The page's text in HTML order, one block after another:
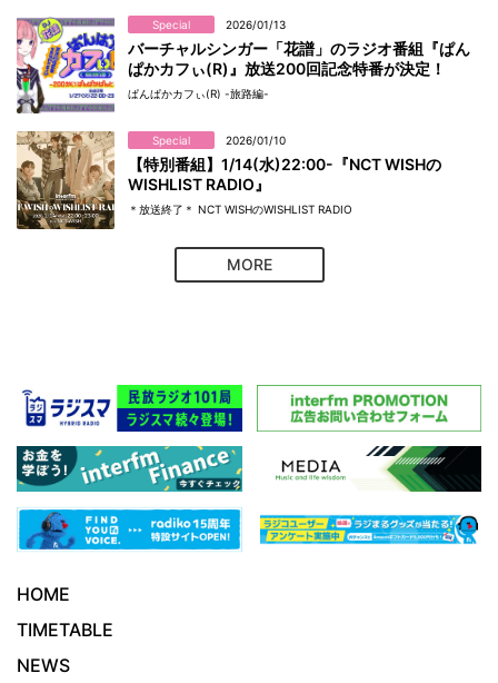
Special 2026/01/13
バーチャルシンガー「花譜」のラジオ番組『ぱん
ぱかカフぃ(R)』放送200回記念特番が決定！
ぱんぱかカフぃ(R) -旅路編-
Special 2026/01/10
【特別番組】1/14(水)22:00-『NCT WISHの
WISHLIST RADIO』
＊放送終了＊ NCT WISHのWISHLIST RADIO
MORE
HOME
TIMETABLE
NEWS